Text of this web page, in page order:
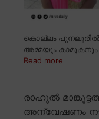
കൊല്ലം
അമ്മയും കാമുകനും
Read more
രാഹുൽ
അന്വേഷണം